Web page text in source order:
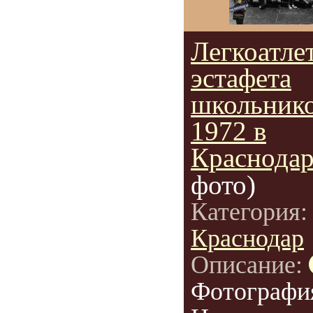
эстафета
1972 в
фото)
Категория:
Краснодар
Описание: